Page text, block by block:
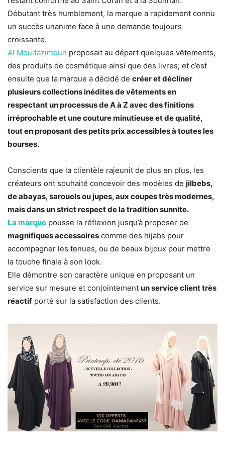
Débutant très humblement, la marque a rapidement connu
un succès unanime face à une demande toujours
croissante.
Al Moultazimoun proposait au départ quelques vêtements,
des produits de cosmétique ainsi que des livres; et c’est
ensuite que la marque a décidé de créer et décliner
plusieurs collections inédites de vêtements en
respectant un processus de A à Z avec des finitions
irréprochable et une couture minutieuse et de qualité,
tout en proposant des petits prix accessibles à toutes les
bourses.
Conscients que la clientèle rajeunit de plus en plus, les
créateurs ont souhaité concevoir des modèles de jilbebs,
de abayas, sarouels ou jupes, aux coupes très modernes,
mais dans un strict respect de la tradition sunnite.
La marque pousse la réflexion jusqu’à proposer de
magnifiques accessoires comme des hijabs pour
accompagner les tenues, ou de beaux bijoux pour mettre
la touche finale à son look.
Elle démontre son caractère unique en proposant un
service sur mesure et conjointement un service client très
réactif porté sur la satisfaction des clients.